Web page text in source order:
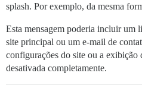
splash. Por exemplo, da mesma
Esta mensagem poderia incluir um
site principal ou um e-mail de
configurações do site ou a exibição
desativada completamente.